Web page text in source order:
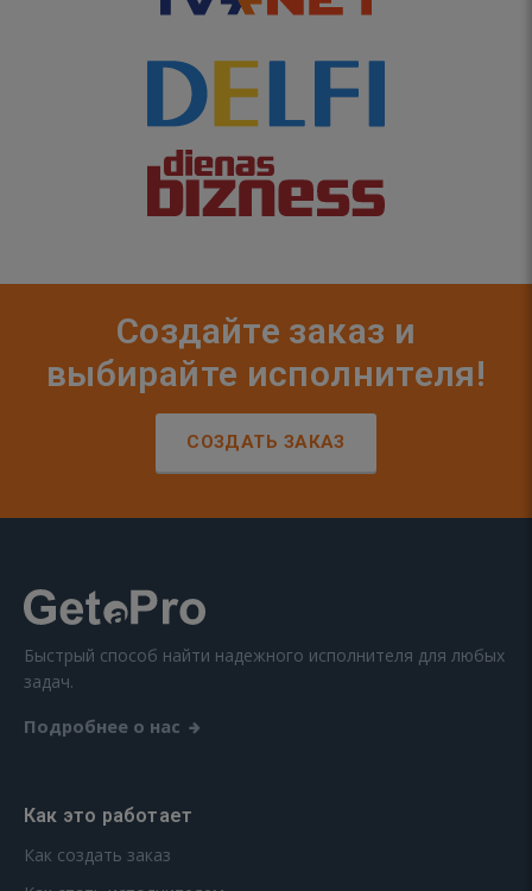
Создайте заказ и
выбирайте исполнителя!
СОЗДАТЬ ЗАКАЗ
Быстрый способ найти надежного исполнителя для любых
задач.
Подробнее о нас
Как это работает
Как создать заказ